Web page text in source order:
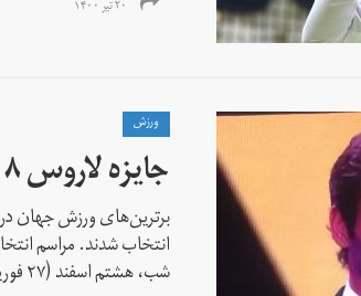
۲۰ تیر ۱۴۰۰
ورزش
جایزه لاروس ۲۰۱۸ به راجرر فدرر رسید
شب، هشتم اسفند (۲۷ فوریه ) با حضور...